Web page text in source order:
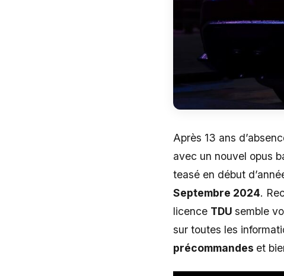
Après 13 ans
avec un nouvel opus
teasé en début
Septembre 2024.
licence TDU semble
sur toutes les
précommandes et